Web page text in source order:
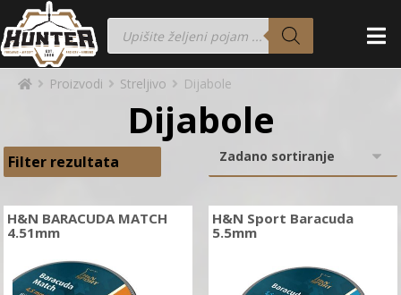
Proizvodi Streljivo Dijabole
Dijabole
Filter rezultata
H&N BARACUDA MATCH
4.51mm
H&N Sport Baracuda
5.5mm